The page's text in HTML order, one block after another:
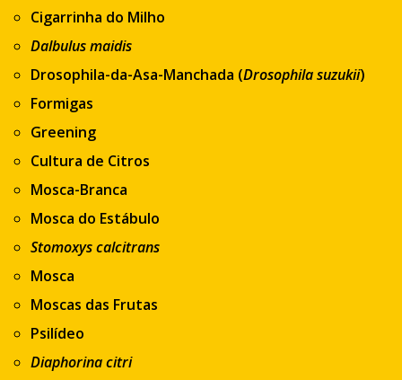
Cigarrinha do Milho
Dalbulus maidis
Drosophila-da-Asa-Manchada (Drosophila suzukii)
Formigas
Greening
Cultura de Citros
Mosca-Branca
Mosca do Estábulo
Stomoxys calcitrans
Mosca
Moscas das Frutas
Psilídeo
Diaphorina citri